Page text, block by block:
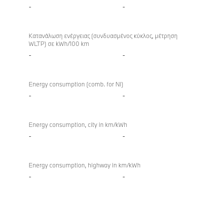
- -
Κατανάλωση ενέργειας (συνδυασμένος κύκλος, μέτρηση
WLTP) σε kWh/100 km
- -
Energy consumption (comb. for NI)
- -
Energy consumption, city in km/kWh
- -
Energy consumption, highway in km/kWh
- -